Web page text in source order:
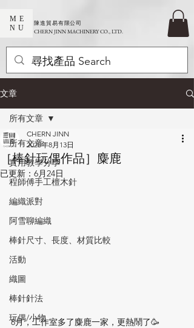
ME
NU
​陳進貿易有限公司
CHERN JINN MACHINERY CO., LTD.
文章
所有文章
實用教學分享
程師傅手工檀木針
編織派對
阿雪聊編織
棒針尺寸、長度、材質比較
活動
織圖
棒針針法
玩偶/小物
所有文章
［棒針玩偶作品］麋鹿
CHERN JINN
2025年8月13日
已更新： 6月24日
8月，工作室多了麋鹿一家，更熱鬧了🥳